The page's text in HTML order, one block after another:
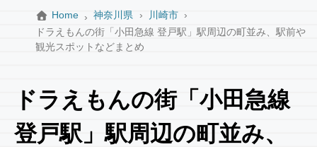
Home 神奈川県
川崎市
ドラえもんの街「小田急線 登戸駅」駅周辺の町並み、駅前や
観光スポットなどまとめ
ドラえもんの街「小田急線
登戸駅」駅周辺の町並み、